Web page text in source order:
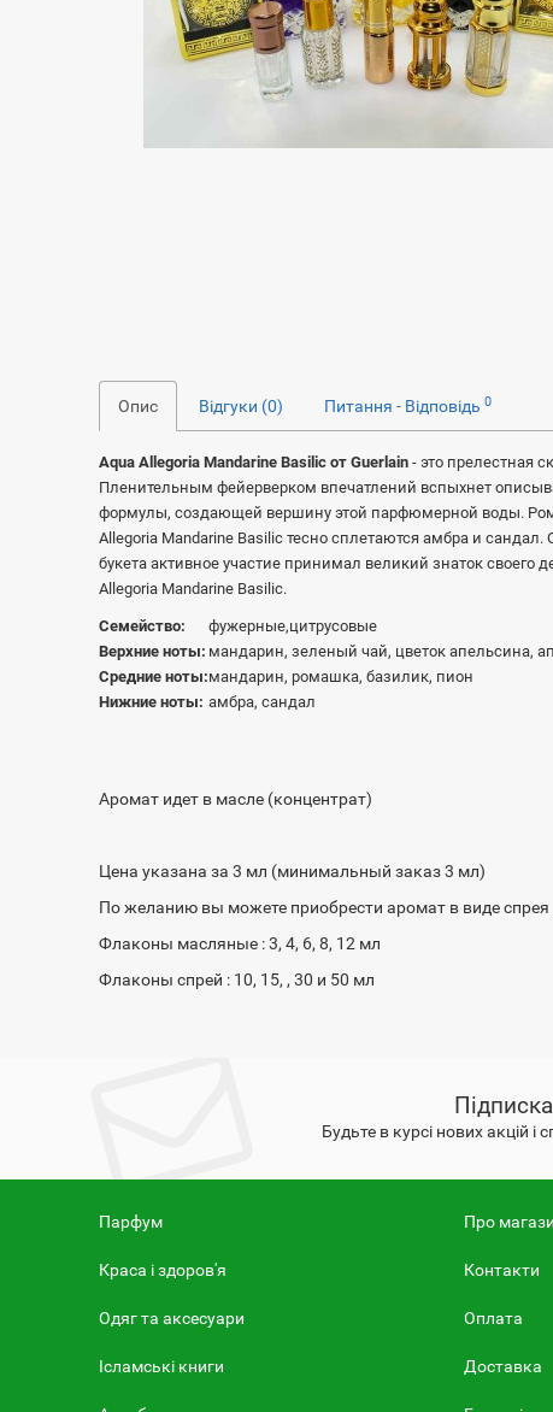
Опис Відгуки (0) Питання - Відповідь0
Aqua Allegoria Mandarine Basilic от Guerlain - это прелестная
Пленительным фейерверком впечатлений вспыхнет
формулы, создающей вершину этой парфюмерной воды.
Allegoria Mandarine Basilic тесно сплетаются амбра и
букета активное участие принимал великий знаток своего
Allegoria Mandarine Basilic.
Семейство:
фужерные,цитрусовые
Верхние ноты: мандарин, зеленый чай, цветок апельсина,
Средние ноты:мандарин, ромашка, базилик, пион
Нижние ноты: амбра, сандал
Аромат идет в масле (концентрат)
Цена указана за 3 мл (минимальный заказ 3 мл)
По желанию вы можете приобрести аромат в виде
Флаконы масляные : 3, 4, 6, 8, 12 мл
Флаконы спрей : 10, 15, , 30 и 50 мл
Будьте в курсі нових акцій і
Парфум
Краса і здоров'я
Одяг та аксесуари
Ісламські книги
Про
Контакти
Оплата
Доставка